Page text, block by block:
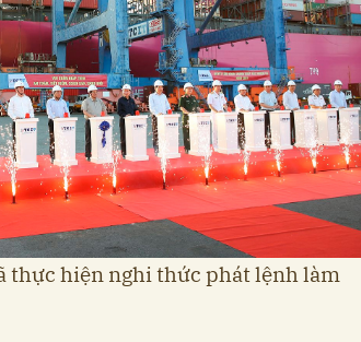
thực hiện nghi thức phát lệnh làm